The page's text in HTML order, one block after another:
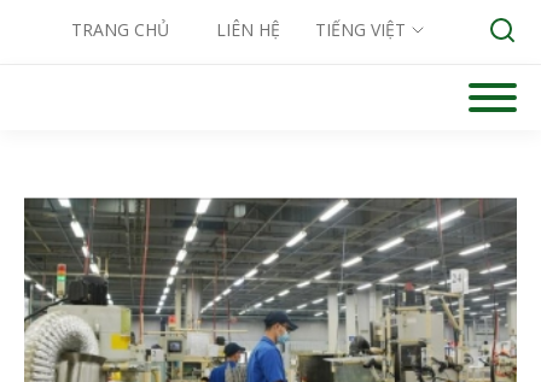
content
TRANG CHỦ LIÊN HỆ TIẾNG VIỆT